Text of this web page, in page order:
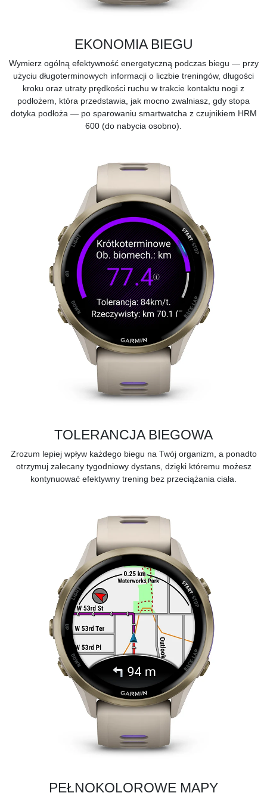
EKONOMIA BIEGU
Wymierz ogólną efektywność energetyczną podczas biegu — przy
użyciu długoterminowych informacji o liczbie treningów, długości
kroku oraz utraty prędkości ruchu w trakcie kontaktu nogi z
podłożem, która przedstawia, jak mocno zwalniasz, gdy stopa
dotyka podłoża — po sparowaniu smartwatcha z czujnikiem HRM
600 (do nabycia osobno).
TOLERANCJA BIEGOWA
Zrozum lepiej wpływ każdego biegu na Twój organizm, a ponadto
otrzymuj zalecany tygodniowy dystans, dzięki któremu możesz
kontynuować efektywny trening bez przeciążania ciała.
PEŁNOKOLOROWE MAPY